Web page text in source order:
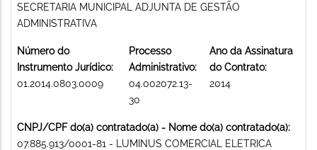
SECRETARIA MUNICIPAL ADJUNTA DE GESTÃO
ADMINISTRATIVA
Número do
Instrumento Jurídico:
01.2014.0803.0009
Processo
Administrativo:
04.002072.13-
30
Ano da Assinatura
do Contrato:
2014
CNPJ/CPF do(a) contratado(a) - Nome do(a) contratado(a):
07.885.913/0001-81 - LUMINUS COMERCIAL ELETRICA